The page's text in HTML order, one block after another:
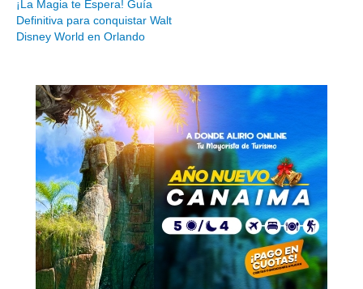
Noticias turísticas
Gastronomía
Servicios
Diseño de Websites
Hosting / Alojamiento para Websites
Publicidad
Tienda en línea
¡La Magia te Espera! Guía
Definitiva para conquistar Walt
Disney World en Orlando